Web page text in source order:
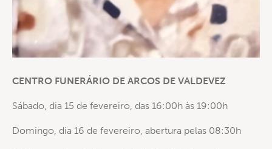
CENTRO FUNERÁRIO DE ARCOS DE VALDEVEZ
Sábado, dia 15 de fevereiro, das 16:00h às 19:00h
Domingo, dia 16 de fevereiro, abertura pelas 08:30h